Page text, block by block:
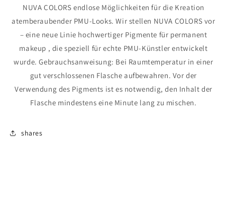
NUVA COLORS endlose Möglichkeiten für die Kreation
atemberaubender PMU-Looks. Wir stellen NUVA COLORS vor
– eine neue Linie hochwertiger Pigmente für permanent
makeup , die speziell für echte PMU-Künstler entwickelt
wurde. Gebrauchsanweisung: Bei Raumtemperatur in einer
gut verschlossenen Flasche aufbewahren. Vor der
Verwendung des Pigments ist es notwendig, den Inhalt der
Flasche mindestens eine Minute lang zu mischen.
shares